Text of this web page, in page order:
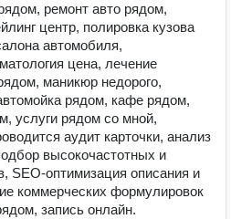
ремонт авто рядом,
центр, полировка кузова
автомобиля,
цена, лечение
маникюр недорого,
рядом, кафе рядом,
услуги рядом со мной,
аудит карточки, анализ
высокочастотных и
SEO-оптимизация описания и
коммерческих формулировок
запись онлайн.